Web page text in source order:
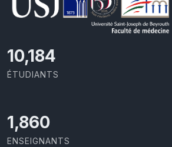
11,110
ÉTUDIANTS
2,029
ENSEIGNANTS